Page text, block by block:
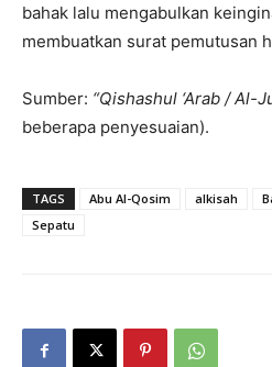
bahak lalu mengabulkan
membuatkan surat pemutusan
Sumber: “Qishashul ‘Arab / Al-
beberapa penyesuaian).
TAGS Abu Al-Qosim alkisah
Sepatu